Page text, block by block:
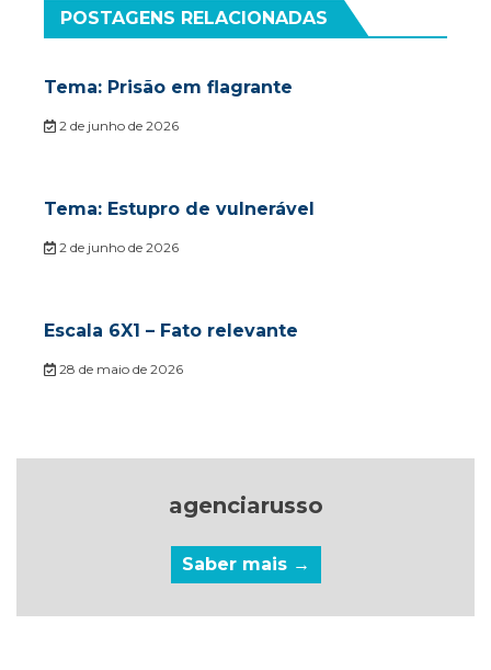
POSTAGENS RELACIONADAS
Tema: Prisão em flagrante
2 de junho de 2026
Tema: Estupro de vulnerável
2 de junho de 2026
Escala 6X1 – Fato relevante
28 de maio de 2026
agenciarusso
Saber mais →